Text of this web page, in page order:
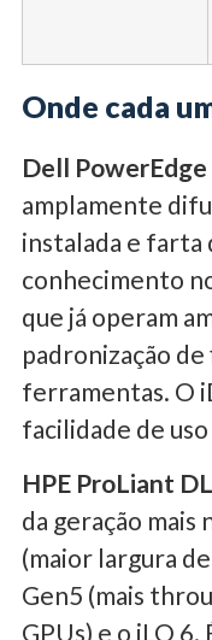
Onde cada
Dell PowerEdge
amplamente
instalada e farta
conhecimento
que já operam
padronização
ferramentas. O
facilidade de
HPE ProLiant
da geração
(maior largura
Gen5 (mais
GPUs) e o iLO 6.